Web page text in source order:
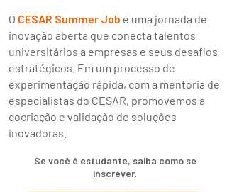
O CESAR Summer Job é uma jornada de
inovação aberta que conecta talentos
universitários a empresas e seus desafios
estratégicos. Em um processo de
experimentação rápida, com a mentoria de
especialistas do CESAR, promovemos a
cocriação e validação de soluções
inovadoras.
Se você é estudante, saiba como se
inscrever.